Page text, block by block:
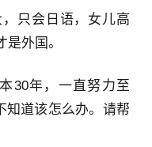
只会日语，女儿高
外国。
30年，一直努力至
知道该怎么办。请帮